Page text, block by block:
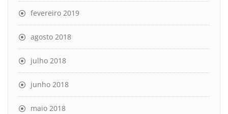
fevereiro 2019
agosto 2018
julho 2018
junho 2018
maio 2018